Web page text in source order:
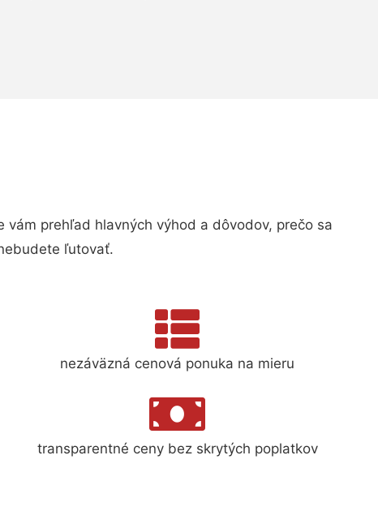
prehľad hlavných výhod a dôvodov, prečo sa
ľutovať.
nezáväzná cenová ponuka na mieru
transparentné ceny bez skrytých poplatkov